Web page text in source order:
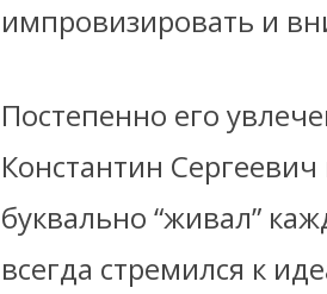
импровизировать и
Постепенно его
Константин
буквально “живал”
всегда стремился к